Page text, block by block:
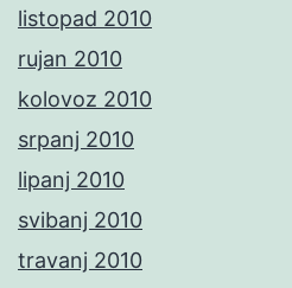
listopad 2010
rujan 2010
kolovoz 2010
srpanj 2010
lipanj 2010
svibanj 2010
travanj 2010